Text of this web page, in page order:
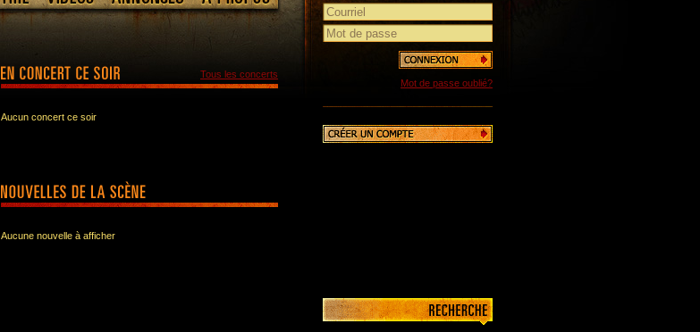
Tous les concerts
Aucun concert ce soir
Aucune nouvelle à afficher
Mot de passe oublié?